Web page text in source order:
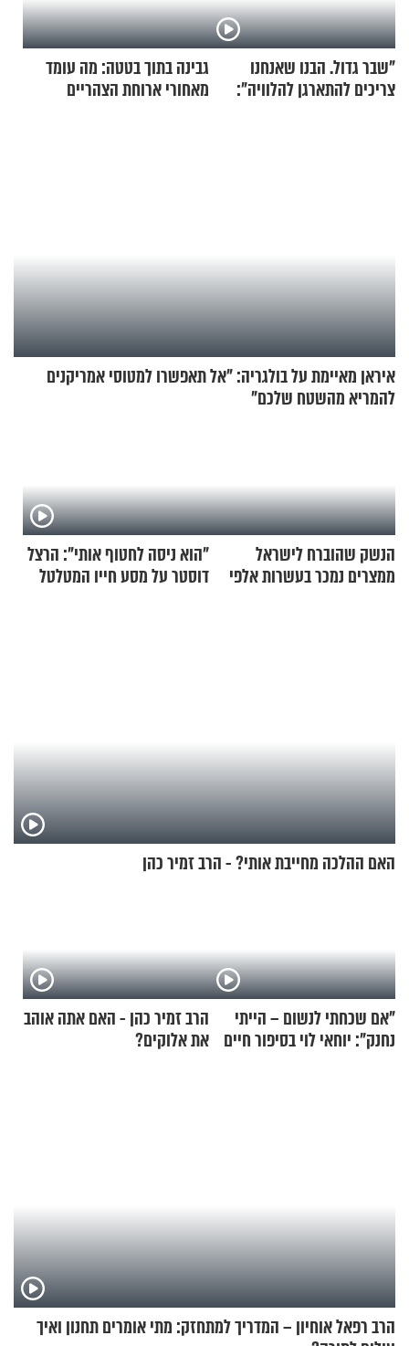
"שבר גדול. הבנו שאנחנו
צריכים להתארגן להלוויה":
גבינה בתוך בטטה: מה עומד
מאחורי ארוחת הצהריים
איראן מאיימת על בולגריה: "אל תאפשרו למטוסי אמריקנים
להמריא מהשטח שלכם"
הנשק שהוברח לישראל
ממצרים נמכר בעשרות אלפי
"הוא ניסה לחטוף אותי": הרצל
דוסטר על מסע חייו המטלטל
האם ההלכה מחייבת אותי? - הרב זמיר כהן
"אם שכחתי לנשום – הייתי
נחנק": יוחאי לוי בסיפור חיים
הרב זמיר כהן - האם אתה אוהב
את אלוקים?
הרב רפאל אוחיון – המדריך למתחזק: מתי אומרים תחנון ואיך